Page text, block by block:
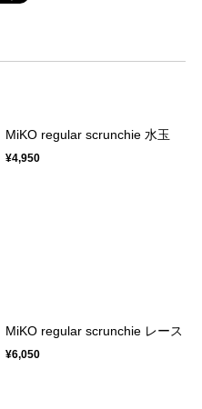
MiKO regular scrunchie 水玉
¥4,950
MiKO regular scrunchie レース
¥6,050